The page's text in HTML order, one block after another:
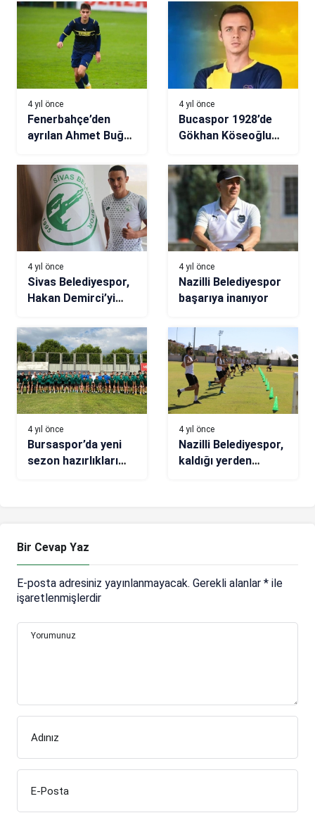
4 yıl önce
Fenerbahçe’den
ayrılan Ahmet Buğra
Kömürspor’da
4 yıl önce
Bucaspor 1928’de
Gökhan Köseoğlu
4 yıl önce
Sivas Belediyespor,
Hakan Demirci’yi
4 yıl önce
Nazilli Belediyespor
başarıya inanıyor
4 yıl önce
Bursaspor’da yeni
sezon hazırlıkları
4 yıl önce
Nazilli Belediyespor,
kaldığı yerden
Bir Cevap Yaz
E-posta adresiniz yayınlanmayacak. Gerekli alanlar * ile
işaretlenmişlerdir
Yorumunuz
Adınız
E-Posta